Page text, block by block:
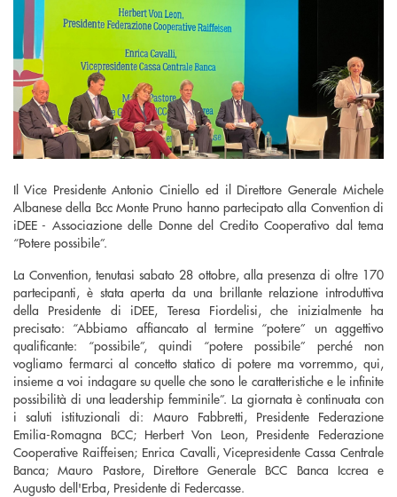
Il Vice Presidente Antonio Ciniello ed il Direttore Generale Michele
Albanese della Bcc Monte Pruno hanno partecipato alla Convention di
iDEE - Associazione delle Donne del Credito Cooperativo dal tema
“Potere possibile”.
La Convention, tenutasi sabato 28 ottobre, alla presenza di oltre 170
partecipanti, è stata aperta da una brillante relazione introduttiva
della Presidente di iDEE, Teresa Fiordelisi, che inizialmente ha
precisato: “Abbiamo affiancato al termine “potere” un aggettivo
qualificante: “possibile”, quindi “potere possibile” perché non
vogliamo fermarci al concetto statico di potere ma vorremmo, qui,
insieme a voi indagare su quelle che sono le caratteristiche e le infinite
possibilità di una leadership femminile”. La giornata è continuata con
i saluti istituzionali di: Mauro Fabbretti, Presidente Federazione
Emilia-Romagna BCC; Herbert Von Leon, Presidente Federazione
Cooperative Raiffeisen; Enrica Cavalli, Vicepresidente Cassa Centrale
Banca; Mauro Pastore, Direttore Generale BCC Banca Iccrea e
Augusto dell'Erba, Presidente di Federcasse.